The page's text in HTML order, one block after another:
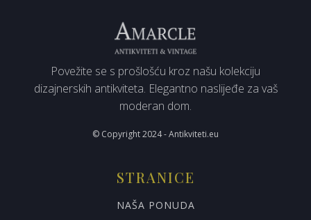
Povežite se s prošlošću kroz našu kolekciju
dizajnerskih antikviteta. Elegantno naslijeđe za vaš
moderan dom.
© Copyright 2024 - Antikviteti.eu
STRANICE
NAŠA PONUDA